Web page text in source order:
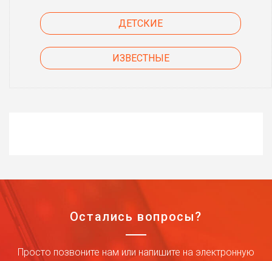
ДЕТСКИЕ
ИЗВЕСТНЫЕ
Остались вопросы?
Просто позвоните нам или напишите на электронную